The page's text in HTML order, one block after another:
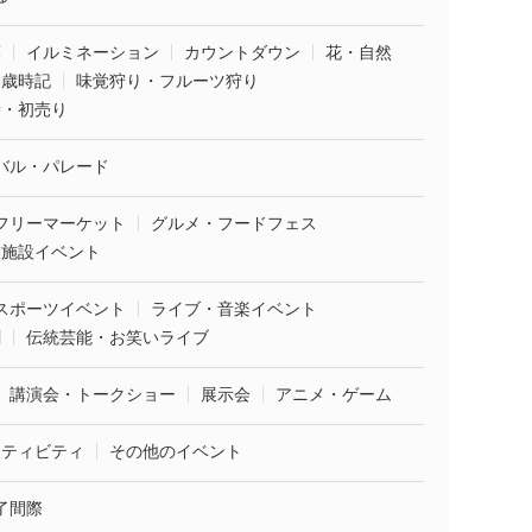
イルミネーション カウントダウン
花・自然
時記
味覚狩り・フルーツ狩り
初売り
ル・パレード
リーマーケット
グルメ・フードフェス
設イベント
ポーツイベント
ライブ・音楽イベント
伝統芸能・お笑いライブ
講演会・トークショー 展示会 アニメ・ゲーム
ィビティ その他のイベント
間際